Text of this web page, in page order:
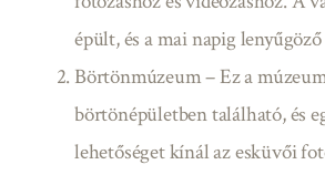
épült, és a mai napig
Börtönmúzeum – Ez a
börtönépületben található, és
lehetőséget kínál az esküvői